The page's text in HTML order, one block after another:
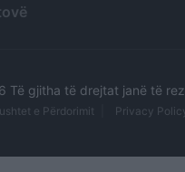
Të gjitha të drejtat janë të
e Përdorimit Privacy